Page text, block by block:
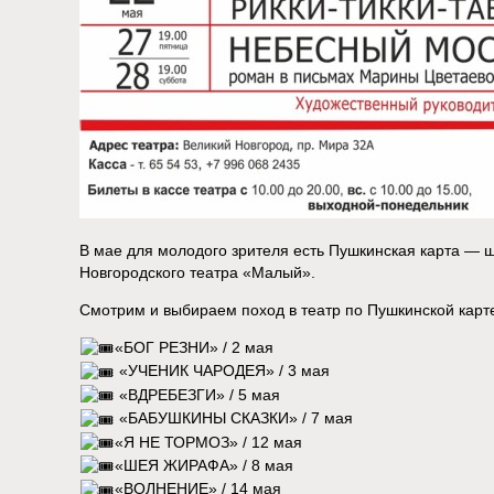
В мае для молодого зрителя есть Пушкинская карта —
Новгородского театра «Малый».
Смотрим и выбираем поход в театр по Пушкинской
«БОГ РЕЗНИ» / 2 мая
«УЧЕНИК ЧАРОДЕЯ» / 3 мая
«ВДРЕБЕЗГИ» / 5 мая
«БАБУШКИНЫ СКАЗКИ» / 7 мая
«Я НЕ ТОРМОЗ» / 12 мая
«ШЕЯ ЖИРАФА» / 8 мая
«ВОЛНЕНИЕ» / 14 мая